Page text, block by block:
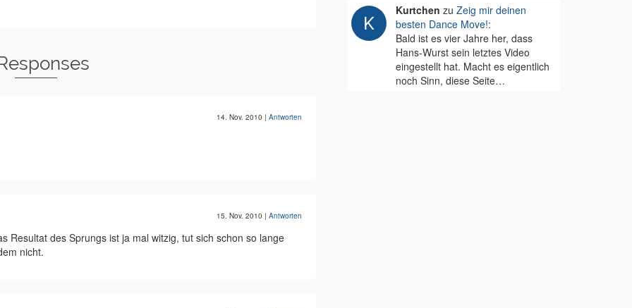
14. Nov. 2010 | Antworten
15. Nov. 2010 | Antworten
Resultat des Sprungs ist ja mal witzig, tut sich schon so lange
nicht.
Kurtchen zu Zeig mir deinen
besten Dance Move!:
Bald ist es vier Jahre her, dass
Hans-Wurst sein letztes Video
eingestellt hat. Macht es eigentlich
noch Sinn, diese Seite…